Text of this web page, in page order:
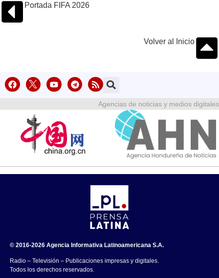
Portada FIFA 2026
Volver al Inicio
Agencias de noticias y medios digitales
© 2016-2026 Agencia Informativa Latinoamericana S.A.
Radio – Televisión – Publicaciones impresas y digitales.
Todos los derechos reservados.